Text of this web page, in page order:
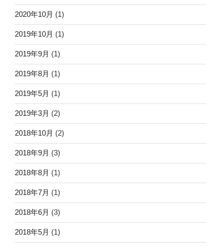
2020年10月 (1)
2019年10月 (1)
2019年9月 (1)
2019年8月 (1)
2019年5月 (1)
2019年3月 (2)
2018年10月 (2)
2018年9月 (3)
2018年8月 (1)
2018年7月 (1)
2018年6月 (3)
2018年5月 (1)